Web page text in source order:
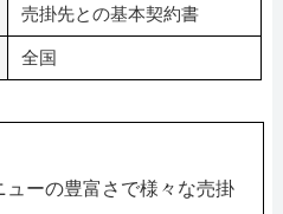
売掛先との基本契約書
全国
ューの豊富さで様々な売掛